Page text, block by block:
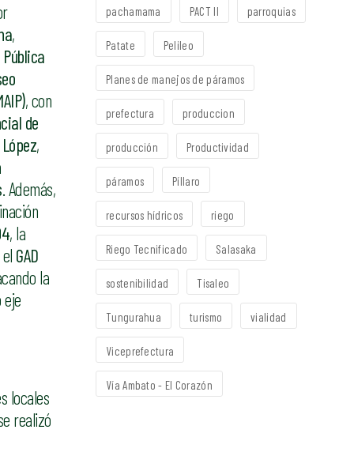
,
, con
de
,
. Además,
, la
GAD
la
eje
locales
realizó
pachamama PACT II parroquias
Patate Pelileo
Planes de manejos de páramos
prefectura produccion
producción Productividad
páramos Píllaro
recursos hídricos riego
Riego Tecnificado Salasaka
sostenibilidad Tisaleo
Tungurahua turismo vialidad
Viceprefectura
Vía Ambato - El Corazón